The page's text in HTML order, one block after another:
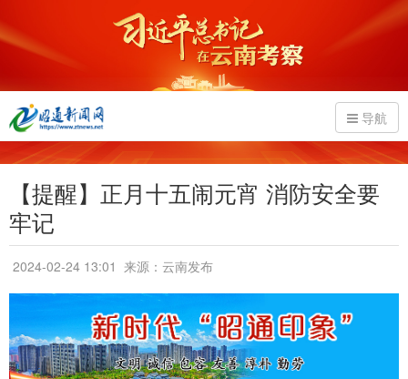
导航
【提醒】正月十五闹元宵 消防安全要
牢记
2024-02-24 13:01 来源：云南发布